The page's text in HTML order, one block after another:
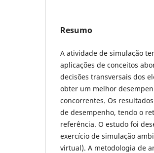
Resumo
A atividade de simulação
aplicações de conceitos
decisões transversais dos
obter um melhor
concorrentes. Os
de desempenho, tendo o
referência. O estudo foi
exercício de simulação
virtual). A metodologia de